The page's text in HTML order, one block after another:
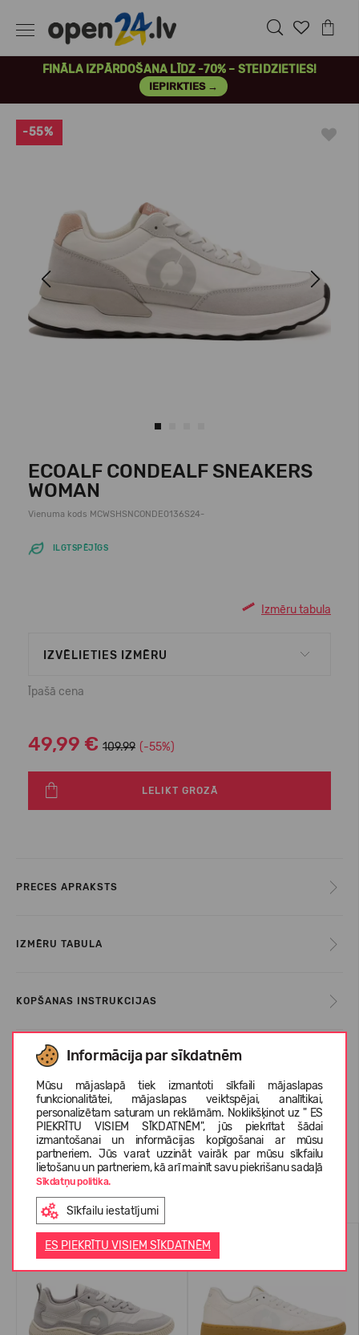
FINĀLA IZPĀRDOŠANA LĪDZ -70% – STEIDZIETIES!
IEPIRKTIES →
Informācija par sīkdatnēm
Mūsu mājaslapā tiek izmantoti sīkfaili mājaslapas
funkcionalitātei, mājaslapas veiktspējai, analītikai,
personalizētam saturam un reklāmām. Noklikšķinot uz " ES
PIEKRĪTU VISIEM SĪKDATNĒM", jūs piekrītat šādai
izmantošanai un informācijas kopīgošanai ar mūsu
partneriem. Jūs varat uzzināt vairāk par mūsu sīkfailu
lietošanu un partneriem, kā arī mainīt savu piekrišanu sadaļā
Sīkdatņu politika.
Sīkfailu iestatījumi
ES PIEKRĪTU VISIEM SĪKDATNĒM
Next
-55%
ECOALF CONDEALF SNEAKERS
WOMAN
Vienuma kods MCWSHSNCONDE0136S24-
ILGTSPĒJĪGS
Izmēru tabula
IZVĒLIETIES IZMĒRU
Īpašā cena
49,99 € 109.99 (-55%)
LELIKT GROZĀ
PRECES APRAKSTS
IZMĒRU TABULA
KOPŠANAS INSTRUKCIJAS
PAR ECOALF
KLIENTU ATSAUKSMES (0)
-54% -55%